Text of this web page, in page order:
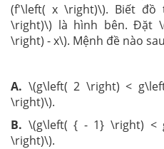
(f'\left( x \right)\). Biết
\right)\) là hình bên. Đặt
\right) - x\). Mệnh đề nào
A. \(g\left( 2 \right) <
\right)\).
B. \(g\left( { - 1} \right) <
\right)\).